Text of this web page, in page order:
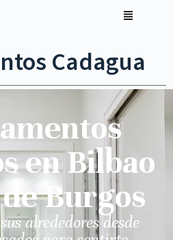
Cadagua
en Bilbao
Burgos
alrededores desde